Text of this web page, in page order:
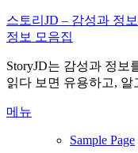
내
용
로
바
가
스토리JD – 감성과 정
정보 모음집
StoryJD는 감성과 정보
읽다 보면 유용하고,
메뉴
Sample Page